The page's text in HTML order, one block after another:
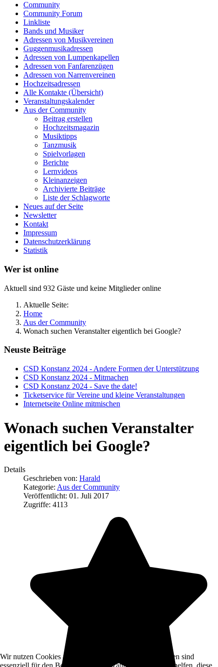
Community
Community Forum
Linkliste
Bands und Musiker
Adressen von Musikvereinen
Guggenmusikadressen
Adressen von Lumpenkapellen
Adressen von Fanfarenzügen
Adressen von Narrenvereinen
Hochzeitsadressen
Alle Kontakte (Übersicht)
Veranstaltungskalender
Aus der Community
Beitrag erstellen
Hochzeitsmagazin
Musiktipps
Tanzmusik
Spielvorlagen
Berichte
Lernvideos
Kleinanzeigen
Archivierte Beiträge
Liste der Schlagworte
Neues auf der Seite
Newsletter
Kontakt
Impressum
Datenschutzerklärung
Statistik
Wer ist online
Aktuell sind 932 Gäste und keine Mitglieder online
Aktuelle Seite:
Home
Aus der Community
Wonach suchen Veranstalter eigentlich bei Google?
Neuste Beiträge
CSD Konstanz 2024 - Andere Formen der Unterstützung
CSD Konstanz 2024 - Mitmachen
CSD Konstanz 2024 - Save the date!
Ticketservice für Vereine und kleine Veranstaltungen
Internetseite Online mitmischen
Wonach suchen Veranstalter
eigentlich bei Google?
Details
Geschrieben von: Harald
Kategorie: Aus der Community
Veröffentlicht: 01. Juli 2017
Zugriffe: 4113
Wir nutzen Cookies auf unserer Website. Einige von ihnen sind
essenziell für den Betrieb der Seite, während andere uns helfen, diese